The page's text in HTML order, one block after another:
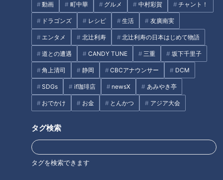
動画 町中華 グルメ 中村彩賀 チャント！
ドラゴンズ レシピ 生活 友廣南実
エンタメ 北辻利寿 北辻利寿の日本はじめて物語
道との遭遇 CANDY TUNE 三重 坂下千里子
角上清司 静岡 CBCアナウンサー DCM
SDGs if珈琲店 newsX あみやき亭
おでかけ お金 とんかつ アジア大会
タグ検索
タグを検索できます
アイドル卒業6年目のタレント・花巻杏奈（30歳／以下、あん